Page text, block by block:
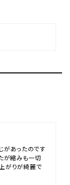
があったのです
が縮みも一切
がりが綺麗で